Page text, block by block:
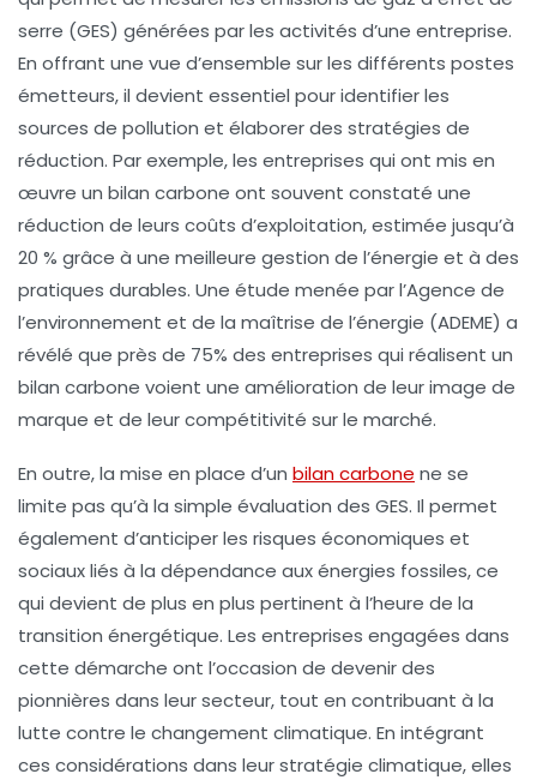
serre (GES) générées par les activités d’une entreprise.
En offrant une vue d’ensemble sur les différents postes
émetteurs, il devient essentiel pouridentifierles
sources de pollution et élaborer des stratégies de
réduction. Par exemple, les entreprises qui ont mis en
œuvre un bilan carbone ont souvent constaté une
réduction de leurs coûts d’exploitation, estimée jusqu’à
20 % grâce à une meilleure gestion de l’énergie et à des
pratiques durables. Une étude menée par l’Agence de
l’environnement et de la maîtrise de l’énergie (ADEME) a
révélé que près de 75% des entreprises qui réalisent un
bilan carbone voient une amélioration de leurimage de
marque et de leurcompétitivité sur le marché.
En outre, la mise en place d’un bilan carbone ne se
limite pas qu’à la simple évaluation des GES. Il permet
également d’anticiper les risques économiques et
sociauxliés à la dépendance aux énergies fossiles, ce
qui devient de plus en plus pertinent à l’heure de la
transition énergétique. Les entreprises engagées dans
cette démarche ont l’occasion de devenir des
pionnières dans leur secteur, tout en contribuant à la
lutte contre le changement climatique. En intégrant
ces considérations dans leurstratégie climatique, elles